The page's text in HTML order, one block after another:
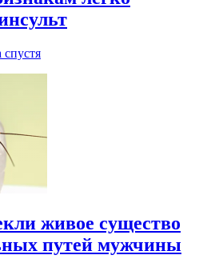
спустя
живое существо
путей мужчины